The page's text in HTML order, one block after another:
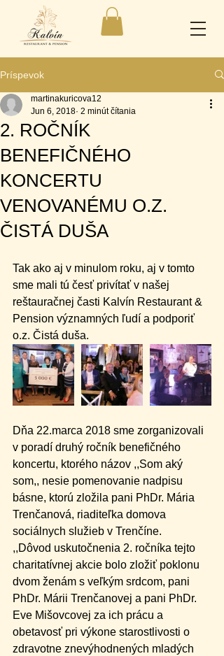
Príspevok
2. ROČNÍK
BENEFIČNÉHO
KONCERTU
VENOVANÉMU O.Z.
ČISTÁ DUŠA
martinakuricova12
Jun 6, 2018 2 minút čítania
Tak ako aj v minulom roku, aj v tomto
sme mali tú česť privítať v našej
reštauračnej časti Kalvín Restaurant &
Pension významných ľudí a podporiť
o.z. Čistá duša.
Dňa 22.marca 2018 sme zorganizovali
v poradí druhý ročník benefičného
koncertu, ktorého názov ,,Som aký
som,, nesie pomenovanie nadpisu
básne, ktorú zložila pani PhDr. Mária
Trenčanová, riaditeľka domova
sociálnych služieb v Trenčíne.
,,Dôvod uskutočnenia 2. ročníka tejto
charitatívnej akcie bolo zložiť poklonu
dvom ženám s veľkým srdcom, pani
PhDr. Márii Trenčanovej a pani PhDr.
Eve Mišovcovej za ich prácu a
obetavosť pri výkone starostlivosti o
zdravotne znevýhodnených mladých